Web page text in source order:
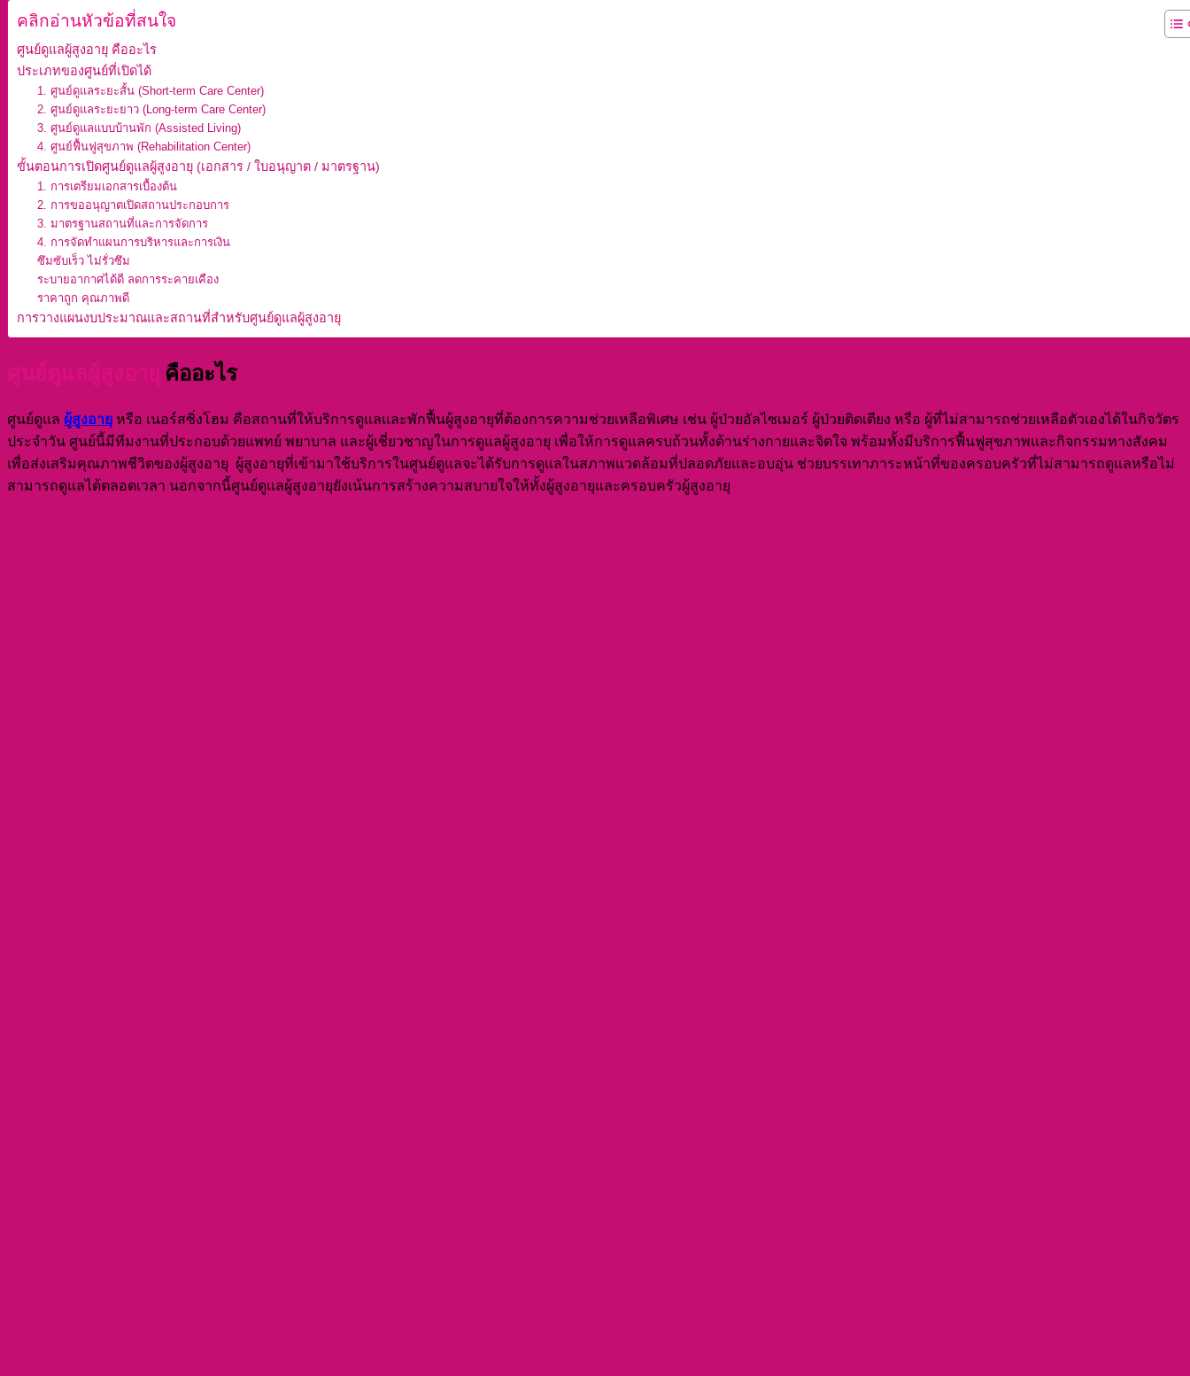
คลิกอ่านหัวข้อที่สนใจ
ศูนย์ดูแลผู้สูงอายุ คืออะไร
ประเภทของศูนย์ที่เปิดได้
1. ศูนย์ดูแลระยะสั้น (Short-term Care Center)
2. ศูนย์ดูแลระยะยาว (Long-term Care Center)
3. ศูนย์ดูแลแบบบ้านพัก (Assisted Living)
4. ศูนย์ฟื้นฟูสุขภาพ (Rehabilitation Center)
ขั้นตอนการเปิดศูนย์ดูแลผู้สูงอายุ (เอกสาร / ใบอนุญาต / มาตรฐาน)
1. การเตรียมเอกสารเบื้องต้น
2. การขออนุญาตเปิดสถานประกอบการ
3. มาตรฐานสถานที่และการจัดการ
4. การจัดทำแผนการบริหารและการเงิน
ซึมซับเร็ว ไม่รั่วซึม
ระบายอากาศได้ดี ลดการระคายเคือง
ราคาถูก คุณภาพดี
การวางแผนงบประมาณและสถานที่สำหรับศูนย์ดูแลผู้สูงอายุ
คืออะไร
ศูนย์ดูแล ผู้สูงอายุ หรือ เนอร์สซิ่งโฮม คือสถานที่ให้บริการดูแลและพักฟื้นผู้สูงอายุที่ต้องการความช่วยเหลือพิเศษ เช่น ผู้ป่วยอัลไซเมอร์ ผู้ป่วยติดเตียง หรือ ผู้ที่ไม่สามารถช่วยเหลือตัวเองได้ในกิจวัตร
ประจำวัน ศูนย์นี้มีทีมงานที่ประกอบด้วยแพทย์ พยาบาล และผู้เชี่ยวชาญในการดูแลผู้สูงอายุ เพื่อให้การดูแลครบถ้วนทั้งด้านร่างกายและจิตใจ พร้อมทั้งมีบริการฟื้นฟูสุขภาพและกิจกรรมทางสังคม
เพื่อส่งเสริมคุณภาพชีวิตของผู้สูงอายุ ผู้สูงอายุที่เข้ามาใช้บริการในศูนย์ดูแลจะได้รับการดูแลในสภาพแวดล้อมที่ปลอดภัยและอบอุ่น ช่วยบรรเทาภาระหน้าที่ของครอบครัวที่ไม่สามารถดูแลหรือไม่
สามารถดูแลได้ตลอดเวลา นอกจากนี้ศูนย์ดูแลผู้สูงอายุยังเน้นการสร้างความสบายใจให้ทั้งผู้สูงอายุและครอบครัวผู้สูงอายุ